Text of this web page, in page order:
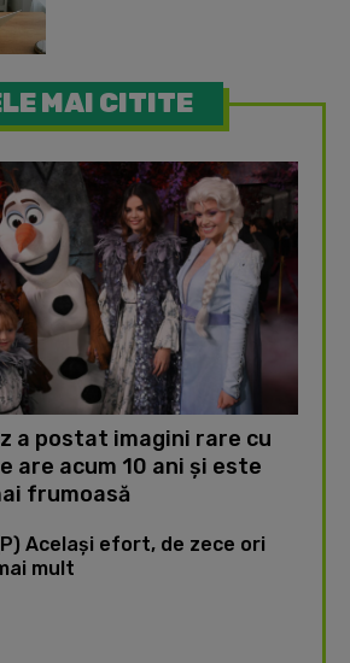
MAI CITITE
a postat imagini rare cu
are acum 10 ani și este
frumoasă
Același efort, de zece ori
mult